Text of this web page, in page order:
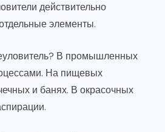
действительно
элементы.
В промышленных
На пищевых
и банях. В окрасочных